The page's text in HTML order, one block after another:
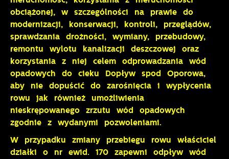
obciążonej, w szczególności na prawie do
modernizacji, konserwacji, kontroli, przeglądów,
sprawdzania drożności, wymiany, przebudowy,
remontu wylotu kanalizacji deszczowej oraz
korzystania z niej celem odprowadzania wód
opadowych do cieku Dopływ spod Oporowa,
aby nie dopuścić do zarośnięcia i wypłycenia
rowu jak również umożliwienia
nieskrępowanego zrzutu wód opadowych
zgodnie z wydanymi pozwoleniami.
W przypadku zmiany przebiegu rowu właściciel
działki o nr ewid. 170 zapewni odpływ wód